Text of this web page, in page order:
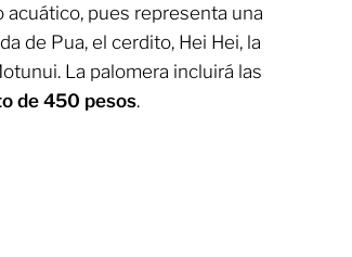
acuático, pues representa una
de Pua, el cerdito, Hei Hei, la
La palomera incluirá las
de 450 pesos.